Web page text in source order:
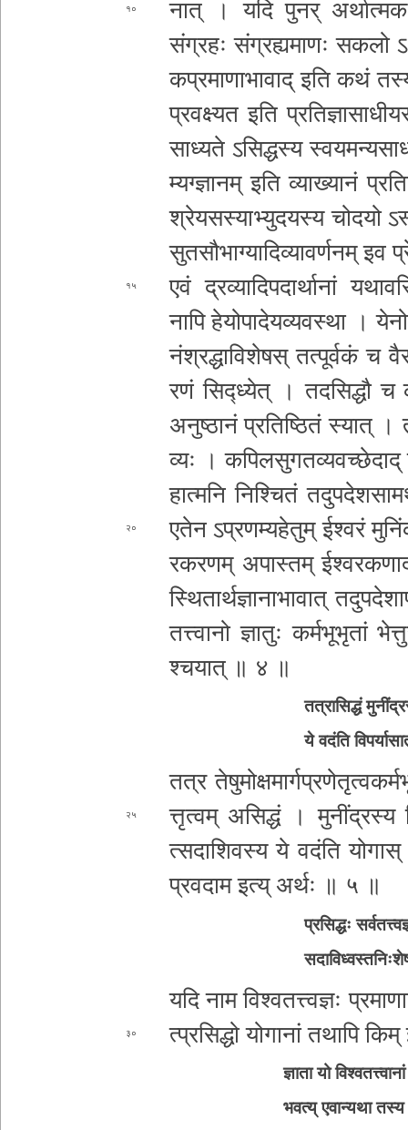
१०
नात् । यदि पुनर्
संग्रहः सं­ग्र­ह्य­मा­णः सकलो
क­प्र­मा­णा­भा­वा­द् इति कथं
प्र­व­क्ष्य­त इति
साध्यते ऽ­सि­द्ध­स्य स्व­य­म­न्य­सा
म्य­ग्ज्ञा­न­म् इति व्याख्यानं
श्रे­य­स­स्या­भ्यु­द­य­स्य चोदयो
सु­त­सौ­भा­ग्या­दि­व्या­व­र्ण­न
१५
म् इव
एवं द्र­व्या­दि­प­दा­र्था­नां
नापि हे­यो­पा­दे­य­व्य­व­स्था ।
नं­श्र­द्धा­वि­शे­षस् त­त्पू­र्व­कं च
र­णं सिद्ध्येत् । त­द­सि­द्धौ
अ­नु­ष्ठा­नं प्र­ति­ष्ठि­तं स्यात्
व्यः । कपिल­सु­ग­त­व्य­व­च्छे­दा­द्
हा­त्म­नि निश्चितं
२०
एतेन ऽ­प्र­ण­म्य­हे­तु­म् ईश्वरं
र­क­र­णम् अ­पा­स्त­म्
स्थि­ता­र्थ­ज्ञा­ना­भा­वा­त्
त­त्त्वा­नो ज्ञातुः क­र्म­भू­भृ­तां
श्च­या­त् ॥ ४ ॥
त­त्रा­सि­द्धं
ये वदंति
२५
तत्र
त्तृ­त्व­म् असिद्धं । मुनींद्रस्य
त्स­दा­शि­व­स्य ये वदंति योगास्
प्र­व­दा­म इत्य् अर्थः ॥ ५ ॥
प्रसिद्धः
३०
यदि नाम वि­श्व­त­त्त्व­ज्ञः
त्प्र­सि­द्धो योगानां तथापिकिम्
ज्ञाता यो
भवत्य् ए­वा­न्य­था